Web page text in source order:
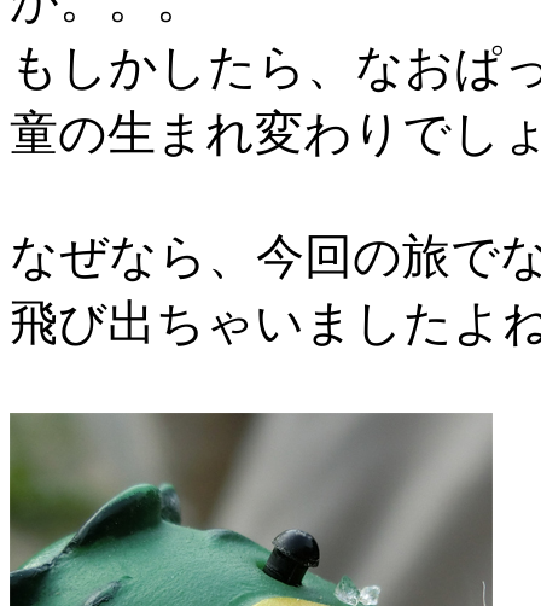
もしかしたら、なおぱ
童の生まれ変わりでし
なぜなら、今回の旅で
飛び出ちゃいましたよ